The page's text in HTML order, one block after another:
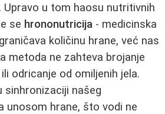
Upravo u tom haosu nutritivnih
se hrononutricija - medicinska
količinu hrane, već nas
metoda ne zahteva brojanje
odricanje od omiljenih jela.
sinhronizaciji našeg
unosom hrane, što vodi ne